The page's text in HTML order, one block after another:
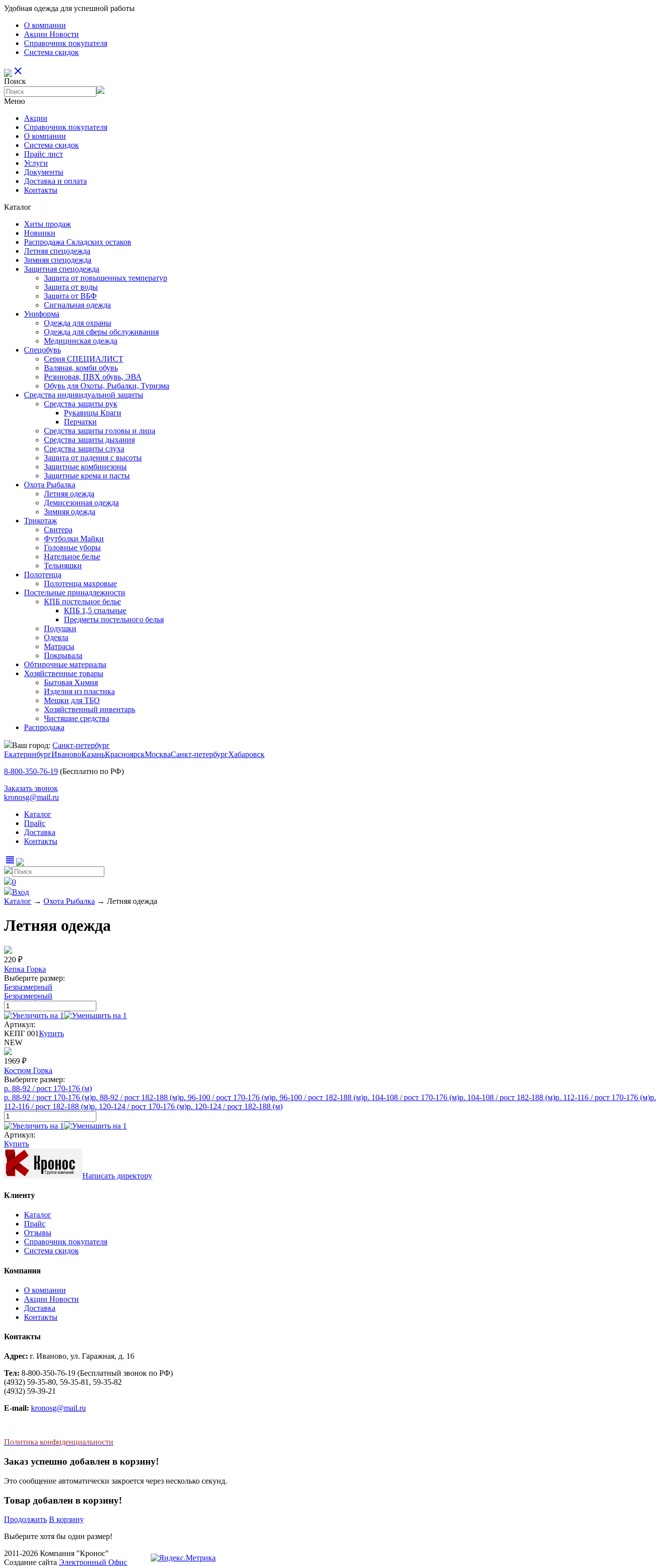
Удобная одежда для успешной работы
О компании
Aкции Новости
Справочник покупателя
Система скидок
close
Поиск
Меню
Aкции
Справочник покупателя
О компании
Система скидок
Прайс лист
Услуги
Документы
Доставка и оплата
Контакты
Каталог
Хиты продаж
Новинки
Распродажа Складских остаков
Летняя спецодежда
Зимняя спецодежда
Защитная спецодежда
Защита от повышенных температур
Защита от воды
Защита от ВБФ
Сигнальная одежда
Униформа
Одежда для охраны
Одежда для сферы обслуживания
Медицинская одежда
Спецобувь
Серия СПЕЦИАЛИСТ
Валяная, комби обувь
Резиновая, ПВХ обувь, ЭВА
Обувь для Охоты, Рыбалки, Туризма
Средства индивидуальной защиты
Средства защиты рук
Рукавицы Краги
Перчатки
Средства защиты головы и лица
Средства защиты дыхания
Средства защиты слуха
Защита от падения с высоты
Защитные комбинезоны
Защитные крема и пасты
Охота Рыбалка
Летняя одежда
Демисезонная одежда
Зимняя одежда
Трикотаж
Свитера
Футболки Майки
Головные уборы
Нательное белье
Тельняшки
Полотенца
Полотенца махровые
Постельные принадлежности
КПБ постельное белье
КПБ 1,5 спальные
Предметы постельного белья
Подушки
Одеяла
Матрасы
Покрывала
Обтирочные материалы
Хозяйственные товары
Бытовая Химия
Изделия из пластика
Мешки для ТБО
Хозяйственный инвентарь
Чистящие средства
Распродажа
Ваш город: Санкт-петербург
ЕкатеринбургИвановоКазаньКрасноярскМоскваСанкт-петербургХабаровск
8-800-350-76-19 (Бесплатно по РФ)
Заказать звонок
kronosg@mail.ru
Каталог
Прайс
Доставка
Контакты
view_headline
0
Вход
Каталог → Охота Рыбалка → Летняя одежда
Летняя одежда
220 ₽
Кепка Горка
Выберите размер:
Безразмерный
Безразмерный
Артикул:
КЕПГ 001Купить
NEW
1969 ₽
Костюм Горка
Выберите размер:
р. 88-92 / рост 170-176 (м)
р. 88-92 / рост 170-176 (м)р. 88-92 / рост 182-188 (м)р. 96-100 / рост 170-176 (м)р. 96-100 / рост 182-188 (м)р. 104-108 / рост 170-176 (м)р. 104-108 / рост 182-188 (м)р. 112-116 / рост 170-176 (м)р.
112-116 / рост 182-188 (м)р. 120-124 / рост 170-176 (м)р. 120-124 / рост 182-188 (м)
Артикул:
Купить
Написать директору
Клиенту
Каталог
Прайс
Отзывы
Справочник покупателя
Система скидок
Компания
О компании
Aкции Новости
Доставка
Контакты
Контакты
Адрес: г. Иваново, ул. Гаражная, д. 16
Тел: 8-800-350-76-19 (Бесплатный звонок по РФ)
(4932) 59-35-80, 59-35-81, 59-35-82
(4932) 59-39-21
E-mail: kronosg@mail.ru
Политика конфиденциальности
Заказ успешно добавлен в корзину!
Это сообщение автоматически закроется через несколько секунд.
Товар добавлен в корзину!
Продолжить В корзину
Выберите хотя бы один размер!
2011-2026 Компания "Кронос"
Создание сайта Электронный Офис